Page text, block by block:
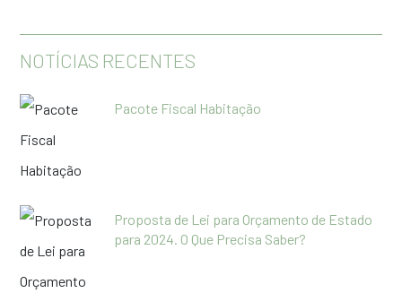
NOTÍCIAS RECENTES
Pacote Fiscal Habitação
Proposta de Lei para Orçamento de Estado
para 2024. O Que Precisa Saber?